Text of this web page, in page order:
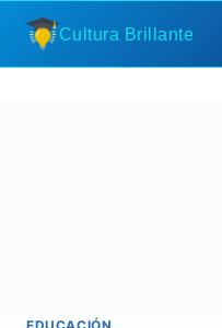
Saltar
contenido
Cultura Brillante